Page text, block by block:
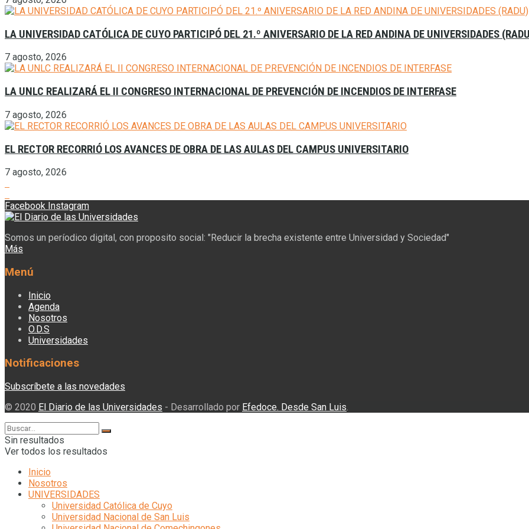
LA UNIVERSIDAD CATÓLICA DE CUYO PARTICIPÓ DEL 21.º ANIVERSARIO DE LA RED ANDINA DE UNIVERSIDADES
7 agosto, 2026
LA UNLC REALIZARÁ EL II CONGRESO INTERNACIONAL DE PREVENCIÓN DE INCENDIOS DE INTERFASE
7 agosto, 2026
EL RECTOR RECORRIÓ LOS AVANCES DE OBRA DE LAS AULAS DEL CAMPUS UNIVERSITARIO
7 agosto, 2026
Facebook Instagram
Somos un períodico digital, con proposito social: "Reducir la brecha existente entre Universidad y Sociedad"
Más
Menú
Inicio
Agenda
Nosotros
O.D.S
Universidades
Notificaciones
Subscríbete a las novedades
© 2020 El Diario de las Universidades - Desarrollado por Efedoce. Desde San Luis.
Sin resultados
Ver todos los resultados
Inicio
Nosotros
UNIVERSIDADES
Universidad Católica de Cuyo
Universidad Nacional de San Luis